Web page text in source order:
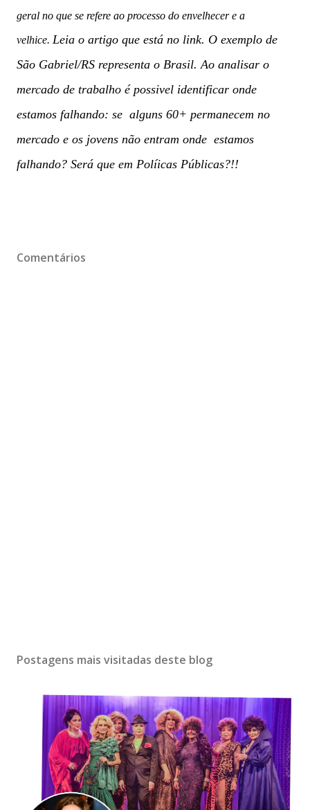
geral no que se refere ao processo do envelhecer e a
velhice. Leia o artigo que está no link. O exemplo de
São Gabriel/RS representa o Brasil. Ao analisar o
mercado de trabalho é possivel identificar onde
estamos falhando: se alguns 60+ permanecem no
mercado e os jovens não entram onde estamos
falhando? Será que em Políicas Públicas?!!
Comentários
Postagens mais visitadas deste blog